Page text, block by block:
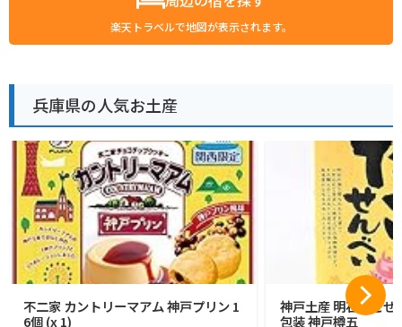
楽天トラベルで地図が表示されます。
兵庫県の人気お土産
不二家 カントリーマアム 神戸プリン 1
6個 (x 1)
神戸土産 明石たこせ
包装 神戸樽五